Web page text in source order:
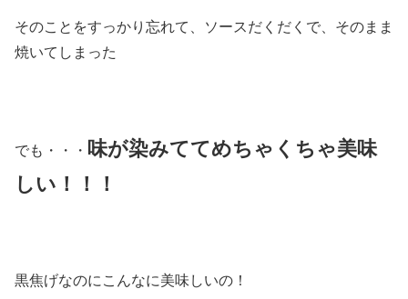
そのことをすっかり忘れて、ソースだくだくで、そのまま
焼いてしまった
でも・・・ 味が染みててめちゃくちゃ美味
しい！！！
黒焦げなのにこんなに美味しいの！